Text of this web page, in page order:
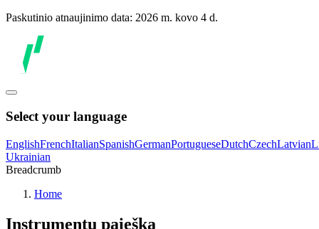
Paskutinio atnaujinimo data: 2026 m. kovo 4 d.
Select your language
EnglishFrenchItalianSpanishGermanPortugueseDutchCzechLatvian
Ukrainian
Breadcrumb
Home
Instrumentų paieška